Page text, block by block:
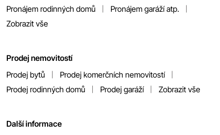
Pronájem rodinných domů
Pronájem garáží atp.
Zobrazit vše
Prodej nemovitostí
Prodej bytů
Prodej komerčních nemovitostí
Prodej rodinných domů
Prodej garáží Zobrazit vše
Další informace